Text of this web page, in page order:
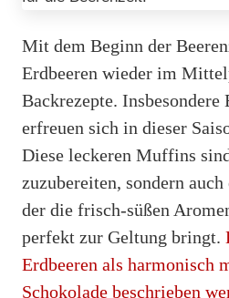
Mit dem Beginn der
Erdbeeren wieder im
Backrezepte.
erfreuen sich in dieser
Diese leckeren Muffins
zuzubereiten, sondern
der die frisch-süßen
perfekt zur Geltung bringt.
Erdbeeren als harmonisch
Schokolade beschrieben